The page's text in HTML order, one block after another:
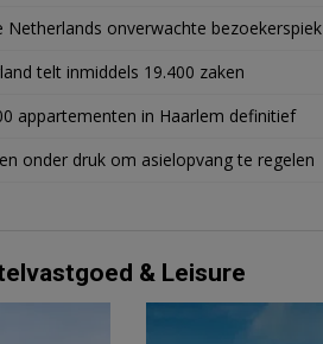
onverwachte bezoekerspiek
telt inmiddels 19.400 zaken
appartementen in Haarlem definitief
onder druk om asielopvang te regelen
& Leisure